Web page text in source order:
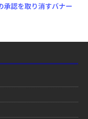
承認を取り消すバナー